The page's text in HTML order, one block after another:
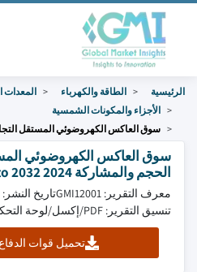
الرئيسية الطاقة والكهرباء
المعدات
الأجزاء والمكونات الشمسية
سوق العاكس الكهروضوئي المستقل
سوق العاكس الكهروضوئي
الحجم والمشاركة 2024 to 2032
معرف التقرير: GMI12001
تاريخ النشر: October 2024
تنسيق التقرير: PDF/إكسل/لوحة التحكم/منصة
تحميل قوات